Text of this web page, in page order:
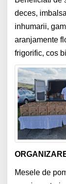
deces,
inhumarii,
aranjamente
frigorific, cos
Mesele de